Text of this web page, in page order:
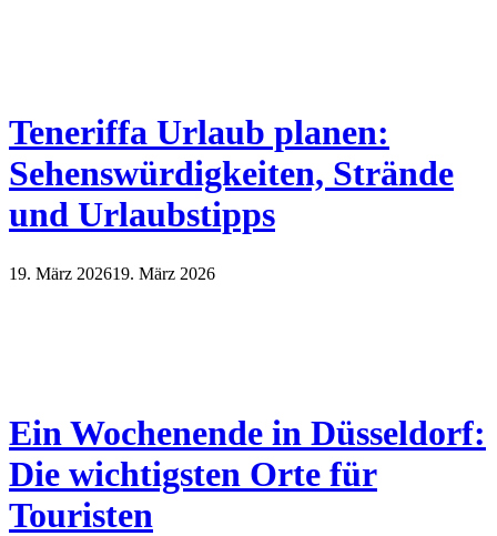
Teneriffa Urlaub planen:
Sehenswürdigkeiten, Strände
und Urlaubstipps
19. März 202619. März 2026
Ein Wochenende in Düsseldorf:
Die wichtigsten Orte für
Touristen